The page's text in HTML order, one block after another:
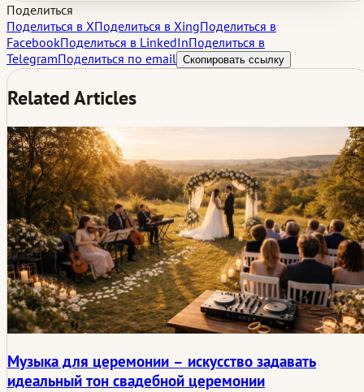
Поделиться
Поделиться в XПоделиться в XingПоделиться в
FacebookПоделиться в LinkedInПоделиться в
TelegramПоделиться по email Скопировать ссылку
Related Articles
Музыка для церемонии – искусство задавать
идеальный тон свадебной церемонии